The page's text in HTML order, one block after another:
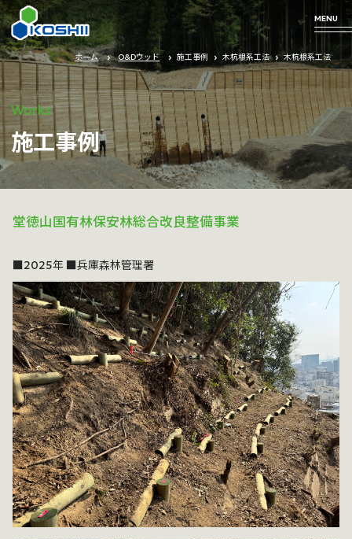
MENU
Business
事業について arrow_forward
Technology
私たちの技術 arrow_forward
Products
取り扱い商品 arrow_forward
Company
Profile
企業情報 arrow_forward
ホーム O&Dウッド 施工事例 木杭根系工法 木杭根系工法
Works
施工事例
堂徳山国有林保安林総合改良整備事業
■2025年 ■兵庫森林管理署